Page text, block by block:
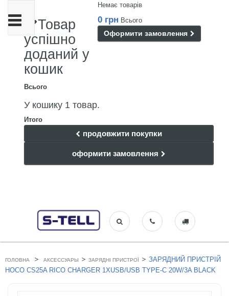
Немає товарів
0 грн Всього
Оформити замовлення
Товар
успішно
доданий у
кошик
Всього
У кошику 1 товар.
Итого
продовжити покупки
оформити замовлення
Toggle
navigation
ГОЛОВНА > АКСЕССУАРЫ > ЗАРЯДНІ ПРИСТРОЇ > ЗАРЯДНИЙ ПРИСТРІЙ
HOCO CS25A RICO CHARGER 1ХUSB/USB TYPE-C 20W/3A BLACK